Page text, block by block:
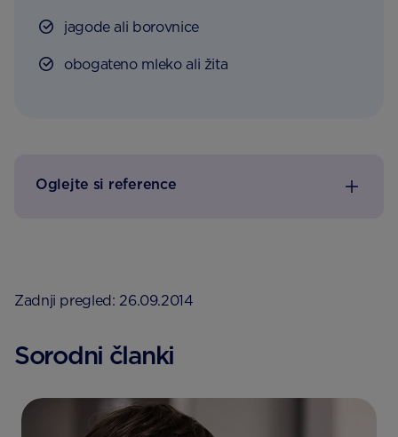
jagode ali borovnice
obogateno mleko ali žita
Oglejte si reference
Zadnji pregled: 26.09.2014
Sorodni članki